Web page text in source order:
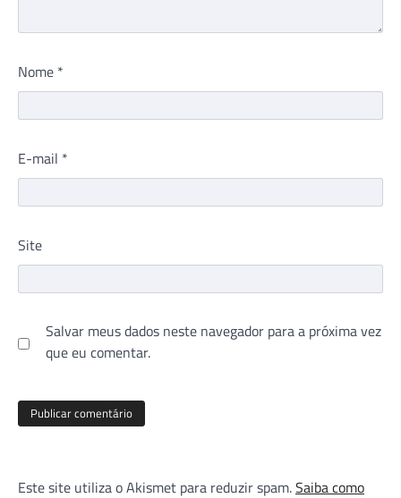
Nome *
E-mail *
Site
Salvar meus dados neste navegador para a próxima vez
que eu comentar.
Este site utiliza o Akismet para reduzir spam.Saiba como